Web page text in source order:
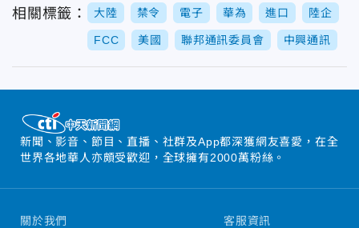
相關標籤： 大陸 禁令 電子 華為 進口 陸企
FCC 美國 聯邦通訊委員會 中興通訊
新聞、影音、節目、直播、社群及App都深獲網友喜愛，在全
世界各地華人亦頗受歡迎，全球擁有2000萬粉絲。
關於我們 客服資訊